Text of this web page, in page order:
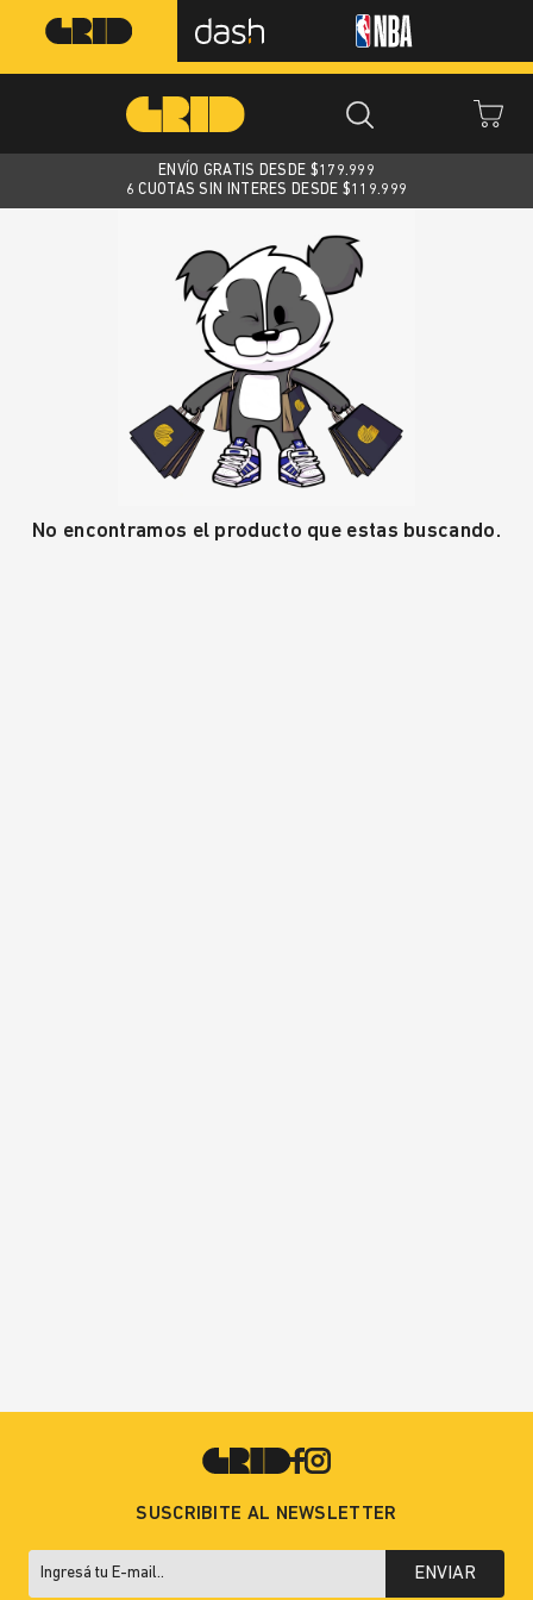
ENVÍO GRATIS DESDE $179.999
6 CUOTAS SIN INTERES DESDE $119.999
No encontramos el producto que estas buscando.
SUSCRIBITE AL NEWSLETTER
ENVIAR